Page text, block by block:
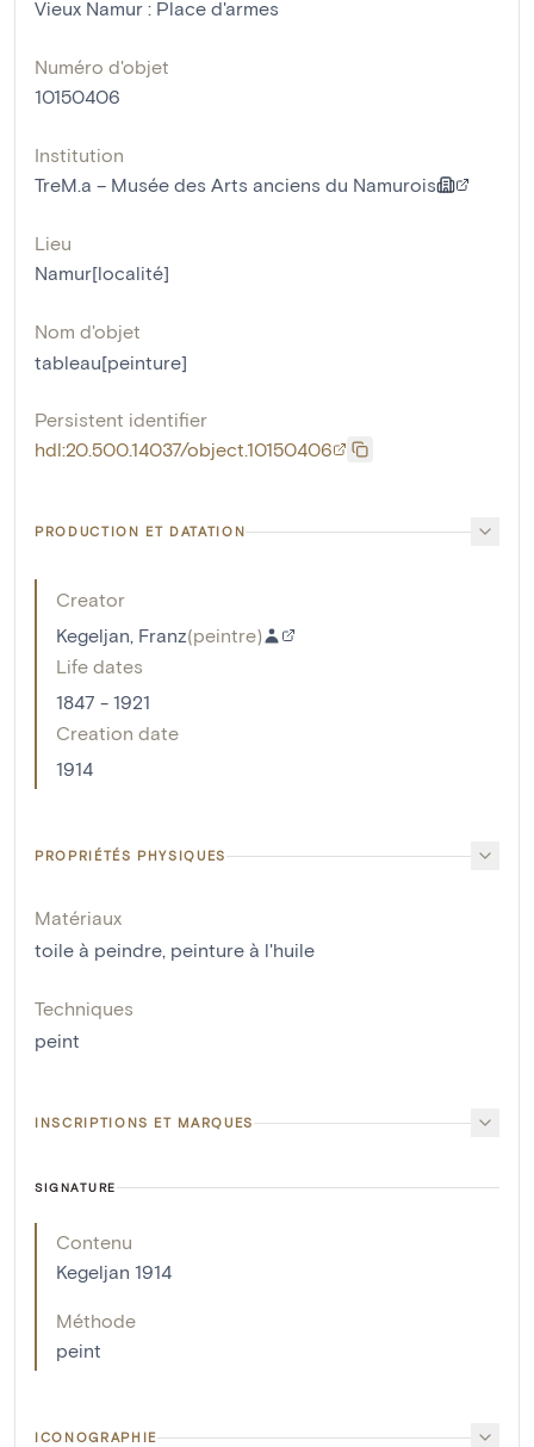
Vieux Namur : Place d'armes
Numéro d'objet
10150406
Institution
TreM.a – Musée des Arts anciens du Namurois
Lieu
Namur[localité]
Nom d'objet
tableau[peinture]
Persistent identifier
hdl:20.500.14037/object.10150406
PRODUCTION ET DATATION
Creator
Kegeljan, Franz(peintre)
Life dates
1847 - 1921
Creation date
1914
PROPRIÉTÉS PHYSIQUES
Matériaux
toile à peindre, peinture à l'huile
Techniques
peint
INSCRIPTIONS ET MARQUES
SIGNATURE
Contenu
Kegeljan 1914
Méthode
peint
ICONOGRAPHIE